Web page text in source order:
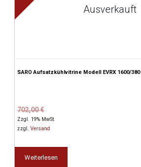
Ausverkauft
SARO Aufsatzkühlvitrine Modell EVRX 1600/380
702,00€Ursprünglicher
Preis
war:
Aktueller
Preis
ist:
Zzgl. 19% MwSt.
zzgl.Versand
Weiterlesen